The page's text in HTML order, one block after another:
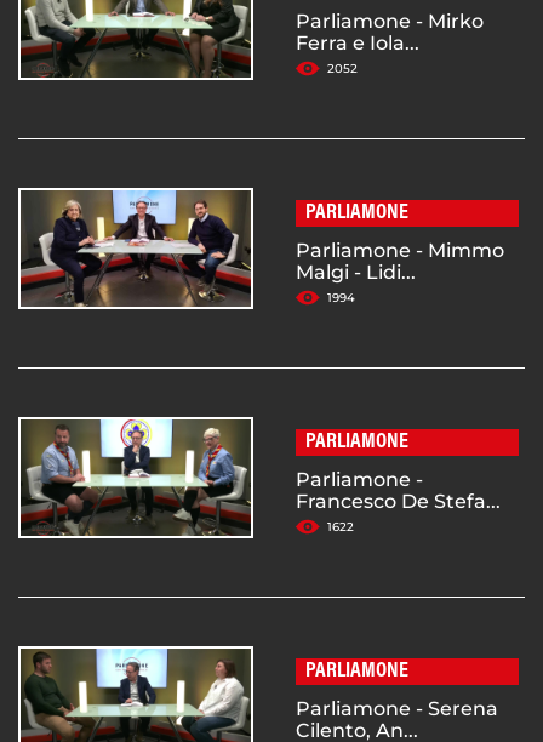
Parliamone - Mirko
Ferra e Iola...
2052
PARLIAMONE
Parliamone - Mimmo
Malgi - Lidi...
1994
PARLIAMONE
Parliamone -
Francesco De Stefa...
1622
PARLIAMONE
Parliamone - Serena
Cilento, An...